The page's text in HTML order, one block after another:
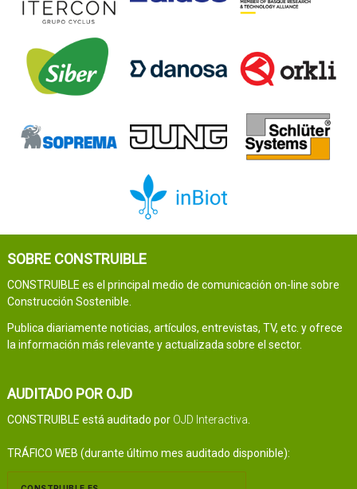
SOBRE CONSTRUIBLE
CONSTRUIBLE es el principal medio de comunicación on-line sobre
Construcción Sostenible.
Publica diariamente noticias, artículos, entrevistas, TV, etc. y ofrece
la información más relevante y actualizada sobre el sector.
AUDITADO POR OJD
CONSTRUIBLE está auditado por OJD Interactiva
TRÁFICO WEB (durante último mes auditado disponible):